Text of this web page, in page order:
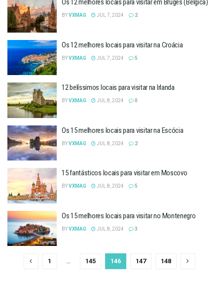
Os 12 melhores locais para visitar em Bruges (Bélgica)
BYVXMAG JUL 7, 2024 2
Os 12 melhores locais para visitar na Croácia
BYVXMAG JUL 7, 2024 5
12 belíssimos locais para visitar na Irlanda
BYVXMAG JUL 8, 2024 0
Os 15 melhores locais para visitar na Escócia
BYVXMAG JUL 8, 2024 2
15 fantásticos locais para visitar em Moscovo
BYVXMAG JUL 8, 2024 5
Os 15 melhores locais para visitar no Montenegro
BYVXMAG JUL 8, 2024 3
1 … 145 146 147 148